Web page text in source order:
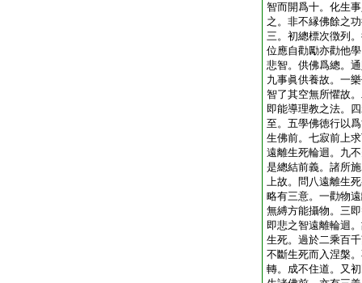
智而開爲十。化生
之。非不縁佛餘之
三。初總標次徴列
位應自勸勵亦勸他
悲智。供佛爲總。
九事眞供養故。一
智了其空無所懼故
即能導理教之法。
至。五學佛徳行以
生佛前。七寂前上
遠離生死輪迴。九
是總結前義。諸所
上故。問八遠離生
略有三意。一勸物
無縛方能攝物。三
即悲之智遠離輪迴
生死。過於二乘百
不斷生死而入涅槃
轉。成不住道。又